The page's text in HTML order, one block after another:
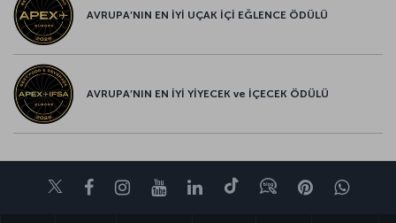
AVRUPA’NIN EN İYİ UÇAK İÇİ EĞLENCE ÖDÜLÜ
AVRUPA’NIN EN İYİ YİYECEK ve İÇECEK ÖDÜLÜ
TwitterFacebookInstagram
YoutubeLinkedIn
TiktokBlogPinterest